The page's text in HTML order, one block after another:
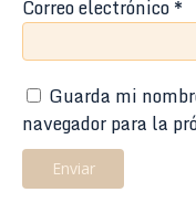
Correo electrónico*
Guarda mi
navegador para la